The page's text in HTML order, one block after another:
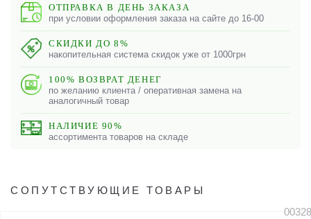
ОТПРАВКА В ДЕНЬ ЗАКАЗА
при условии оформления заказа на сайте до 16-00
СКИДКИ ДО 8%
накопительная система скидок уже от 1000грн
100% ВОЗВРАТ ДЕНЕГ
по желанию клиента / оперативная замена на
аналогичный товар
НАЛИЧИЕ 90%
ассортимента товаров на складе
СОПУТСТВУЮЩИЕ ТОВАРЫ